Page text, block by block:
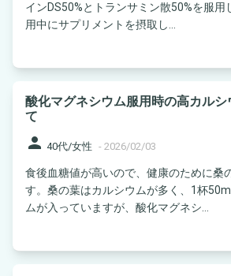
インDS50%とトランサミン散50%を服用
用中にサプリメントを摂取し...
酸化マグネシウム服用時の高カル
て
person 40代/女性 - 2026/02/03
食後血糖値が高いので、健康のために桑
す。桑の葉はカルシウムが多く、1杯
ムが入っていますが、酸化マグネシ...